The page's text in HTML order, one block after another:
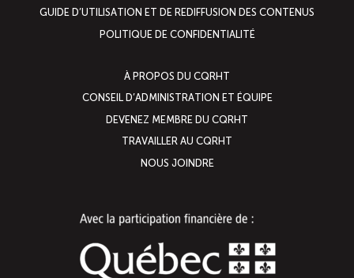
GUIDE D’UTILISATION ET DE REDIFFUSION DES CONTENUS
POLITIQUE DE CONFIDENTIALITÉ
À PROPOS DU CQRHT
CONSEIL D’ADMINISTRATION ET ÉQUIPE
DEVENEZ MEMBRE DU CQRHT
TRAVAILLER AU CQRHT
NOUS JOINDRE